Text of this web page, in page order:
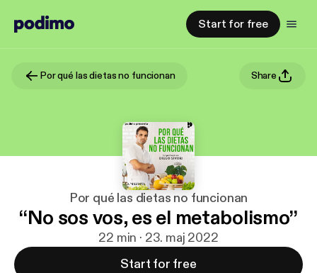
Start for free
Por qué las dietas no funcionan Share
Por qué las dietas no funcionan
“No sos vos, es el metabolismo”
22 min · 23. maj 2022
Start for free